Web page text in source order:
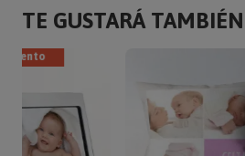
TE GUSTARÁ TAMBIÉN